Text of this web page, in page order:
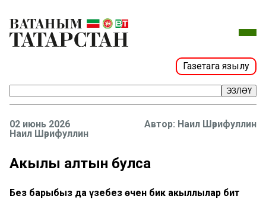
Газетага язылу
ЭЗЛӘҮ
02 июнь 2026
Наил Шәрифуллин
Наил Шәрифуллин
Акылың алтын булса
Без барыбыз да үзебез өчен бик акыллылар бит